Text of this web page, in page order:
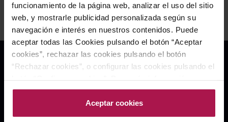
funcionamiento de la página web, analizar el uso del sitio
web, y mostrarle publicidad personalizada según su
navegación e interés en nuestros contenidos. Puede
aceptar todas las Cookies pulsando el botón “Aceptar
cookies”, rechazar las cookies pulsando el botón
“Rechazar cookies”, o configurar las cookies pulsando el
acceda a nuestra Política de Cookies.Para más
información acceda a nuestraPolítica de Cookies
Aceptar cookies